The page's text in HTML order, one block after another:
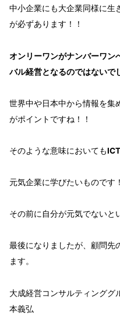
中小企業にも大企業同様に生
が必ずあります！！
オンリーワンがナンバーワン
バル経営となるのではないで
世界中や日本中から情報を集
がポイントですね！！
そのような意味においてもICT
元気企業に学びたいものです
その前に自分が元気でないと
最後になりましたが、顧問先
ます。
大成経営コンサルティング
本義弘